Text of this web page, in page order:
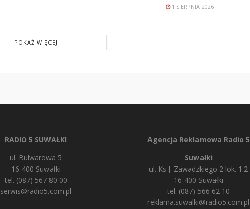
1 SIERPNIA 2026
POKAŻ WIĘCEJ
RADIO 5 SUWAŁKI
ul. Bulwarowa 5
16-400 Suwałki
tel. (087) 567 80 00
serwis@radio5.com.pl
Agencja Reklamowa Radio 5
Suwałki
ul. Ks J. Zawadzkiego 2 lok. 1.2
16-400 Suwałki
tel. (087) 566 62 10
reklama.suwalki@radio5.com.pl